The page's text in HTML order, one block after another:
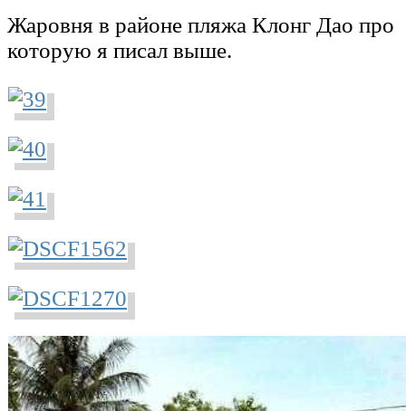
Жаровня в районе пляжа Клонг Дао про
которую я писал выше.